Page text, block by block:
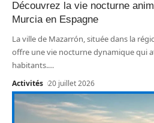
Découvrez la vie nocturne
Murcia en Espagne
La ville de Mazarrón, située dans la
offre une vie nocturne dynamique qui
habitants.…
Activités 20 juillet 2026